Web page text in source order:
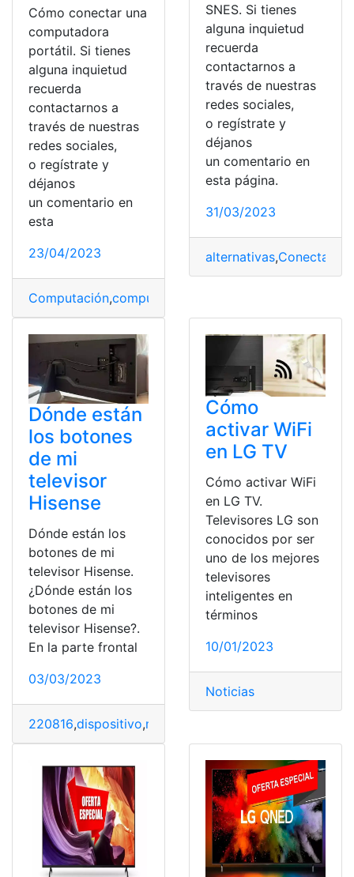
Cómo conectar una
computadora
portátil. Si tienes
alguna inquietud
recuerda
contactarnos a
través de nuestras
redes sociales,
o regístrate y
déjanos
un comentario en
esta
23/04/2023
Computación,computadora
SNES. Si tienes
alguna inquietud
recuerda
contactarnos a
través de nuestras
redes sociales,
o regístrate y
déjanos
un comentario en
esta página.
31/03/2023
alternativas,Conectar
Dónde están
los botones
de mi
televisor
Hisense
Dónde están los
botones de mi
televisor Hisense.
¿Dónde están los
botones de mi
televisor Hisense?.
En la parte frontal
03/03/2023
220816,dispositivo,manejar
Cómo
activar WiFi
en LG TV
Cómo activar WiFi
en LG TV.
Televisores LG son
conocidos por ser
uno de los mejores
televisores
inteligentes en
términos
10/01/2023
Noticias